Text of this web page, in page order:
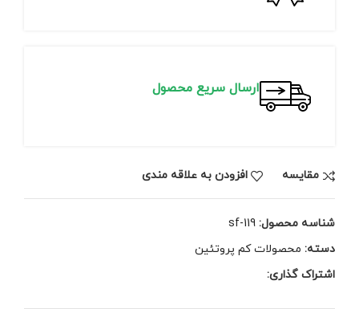
ارسال سریع محصول
مقايسه افزودن به علاقه مندی
شناسه محصول: sf-119
دسته: محصولات کم پروتئین
اشتراک گذاری: